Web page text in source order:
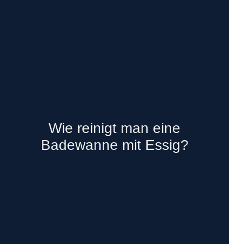
Wie reinigt man eine
Badewanne mit Essig?